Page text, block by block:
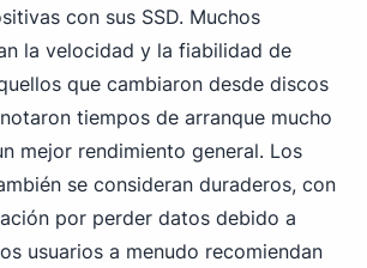
con sus SSD. Muchos
la velocidad y la fiabilidad de
que cambiaron desde discos
tiempos de arranque mucho
mejor rendimiento general. Los
se consideran duraderos, con
por perder datos debido a
usuarios a menudo recomiendan